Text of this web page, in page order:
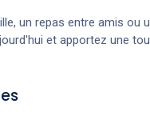
un repas entre amis
et apportez une